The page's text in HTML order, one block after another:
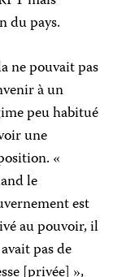
du pays.
ne pouvait pas
à un
peu habitué
une
«
le
est
au pouvoir, il
avait pas de